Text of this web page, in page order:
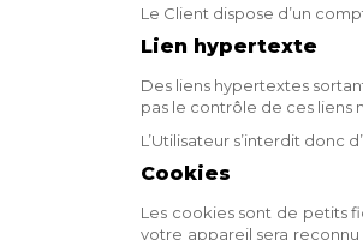
Le Client dispose d’un
Lien hypertexte
Des liens hypertextes
pas le contrôle de ces liens
L’Utilisateur s’interdit donc
Cookies
Les cookies sont de petits
votre appareil sera reconnu